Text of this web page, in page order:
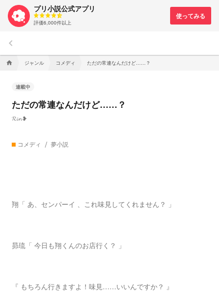
プリ小説公式アプリ
評価6,000件以上
keyboard_arrow_left
home ジャンル コメディ ただの常連なんだけど……？
連載中
ただの常連なんだけど……？
𝓡𝓲𝓷 ❥
コメディ 夢小説
翔「 あ、センパーイ 、これ味見してくれません？ 」
昴琉「 今日も翔くんのお店行く？ 」
『 もちろん行きますよ！味見……いいんですか？ 』